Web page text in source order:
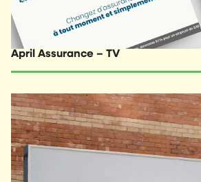
April Assurance – TV